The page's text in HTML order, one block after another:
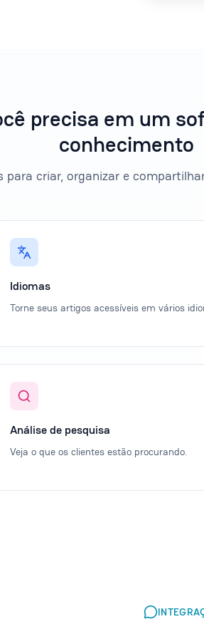
precisa em um
conhecimento
para criar, organizar e
Idiomas
Torne seus artigos acessíveis em vários
Análise de pesquisa
Veja o que os clientes estão procurando.